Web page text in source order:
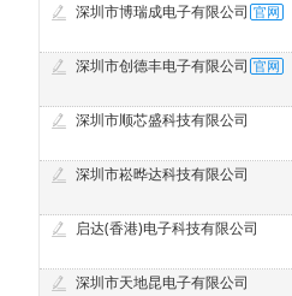
深圳市博瑞成电子有限公司
深圳市创德丰电子有限公司
深圳市顺芯盛科技有限公司
深圳市崧晔达科技有限公司
启达(香港)电子科技有限公司
深圳市天地昆电子有限公司